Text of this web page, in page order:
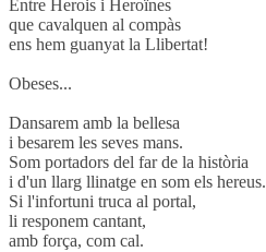
Entre Herois i Heroïnes
que cavalquen al compàs
ens hem guanyat la Llibertat!
Obeses...
Dansarem amb la bellesa
i besarem les seves mans.
Som portadors del far de la història
i d'un llarg llinatge en som els hereus.
Si l'infortuni truca al portal,
li responem cantant,
amb força, com cal.